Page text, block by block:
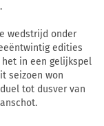
wedstrijd onder
edities
in een gelijkspel
seizoen won
tot dusver van